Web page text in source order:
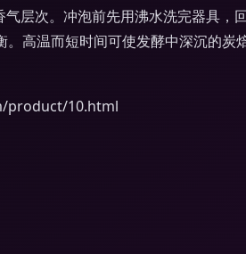
层次。冲泡前先用沸水洗完器具
高温而短时间可使发酵中深沉的
product/10.html